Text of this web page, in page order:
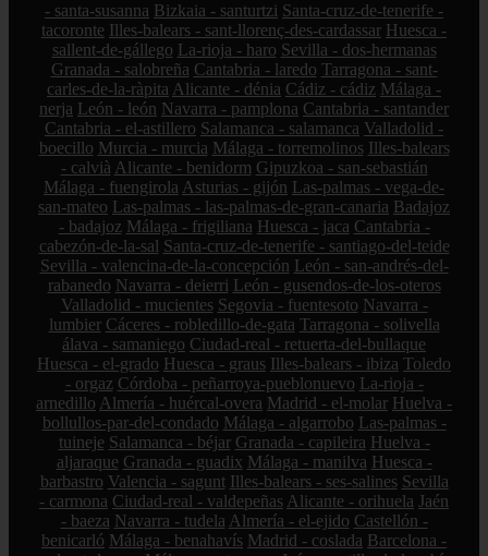
- santa-susanna Bizkaia - santurtzi Santa-cruz-de-tenerife -
tacoronte Illes-balears - sant-llorenç-des-cardassar Huesca -
sallent-de-gállego La-rioja - haro Sevilla - dos-hermanas
Granada - salobreña Cantabria - laredo Tarragona - sant-
carles-de-la-ràpita Alicante - dénia Cádiz - cádiz Málaga -
nerja León - león Navarra - pamplona Cantabria - santander
Cantabria - el-astillero Salamanca - salamanca Valladolid -
boecillo Murcia - murcia Málaga - torremolinos Illes-balears
- calvià Alicante - benidorm Gipuzkoa - san-sebastián
Málaga - fuengirola Asturias - gijón Las-palmas - vega-de-
san-mateo Las-palmas - las-palmas-de-gran-canaria Badajoz
- badajoz Málaga - frigiliana Huesca - jaca Cantabria -
cabezón-de-la-sal Santa-cruz-de-tenerife - santiago-del-teide
Sevilla - valencina-de-la-concepción León - san-andrés-del-
rabanedo Navarra - deierri León - gusendos-de-los-oteros
Valladolid - mucientes Segovia - fuentesoto Navarra -
lumbier Cáceres - robledillo-de-gata Tarragona - solivella
álava - samaniego Ciudad-real - retuerta-del-bullaque
Huesca - el-grado Huesca - graus Illes-balears - ibiza Toledo
- orgaz Córdoba - peñarroya-pueblonuevo La-rioja -
arnedillo Almería - huércal-overa Madrid - el-molar Huelva -
bollullos-par-del-condado Málaga - algarrobo Las-palmas -
tuineje Salamanca - béjar Granada - capileira Huelva -
aljaraque Granada - guadix Málaga - manilva Huesca -
barbastro Valencia - sagunt Illes-balears - ses-salines Sevilla
- carmona Ciudad-real - valdepeñas Alicante - orihuela Jaén
- baeza Navarra - tudela Almería - el-ejido Castellón -
benicarló Málaga - benahavís Madrid - coslada Barcelona -